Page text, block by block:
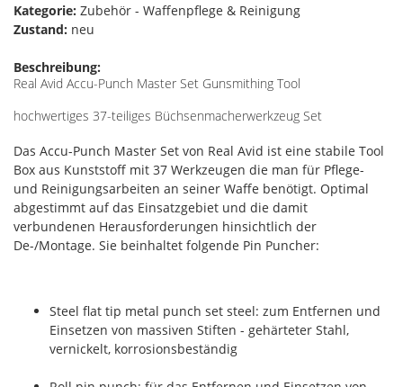
Kategorie: Zubehör - Waffenpflege & Reinigung
Zustand: neu
Beschreibung:
Real Avid Accu-Punch Master Set Gunsmithing Tool
hochwertiges 37-teiliges Büchsenmacherwerkzeug Set
Das Accu-Punch Master Set von Real Avid ist eine stabile Tool
Box aus Kunststoff mit 37 Werkzeugen die man für Pflege-
und Reinigungsarbeiten an seiner Waffe benötigt. Optimal
abgestimmt auf das Einsatzgebiet und die damit
verbundenen Herausforderungen hinsichtlich der
De-/Montage. Sie beinhaltet folgende Pin Puncher:
Steel flat tip metal punch set steel: zum Entfernen und
Einsetzen von massiven Stiften - gehärteter Stahl,
vernickelt, korrosionsbeständig